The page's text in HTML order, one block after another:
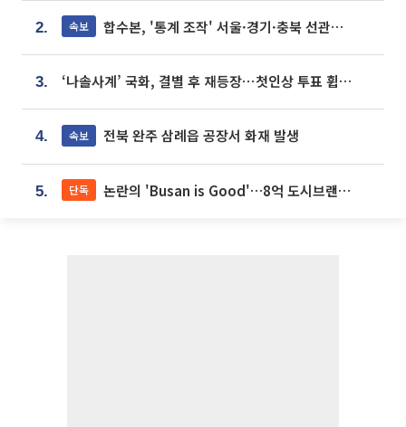
2. 속보 합수본, '통계 조작' 서울·경기·충북 선관위 등 추가 압수수색
3. ‘나솔사계’ 국화, 결별 후 재등장⋯첫인상 투표 휩쓸고 ‘인기녀’ 등극
4. 속보 전북 완주 삼례읍 공장서 화재 발생
5. 단독 논란의 'Busan is Good'…8억 도시브랜드, 용산 대통령실 CI 업체가 수행